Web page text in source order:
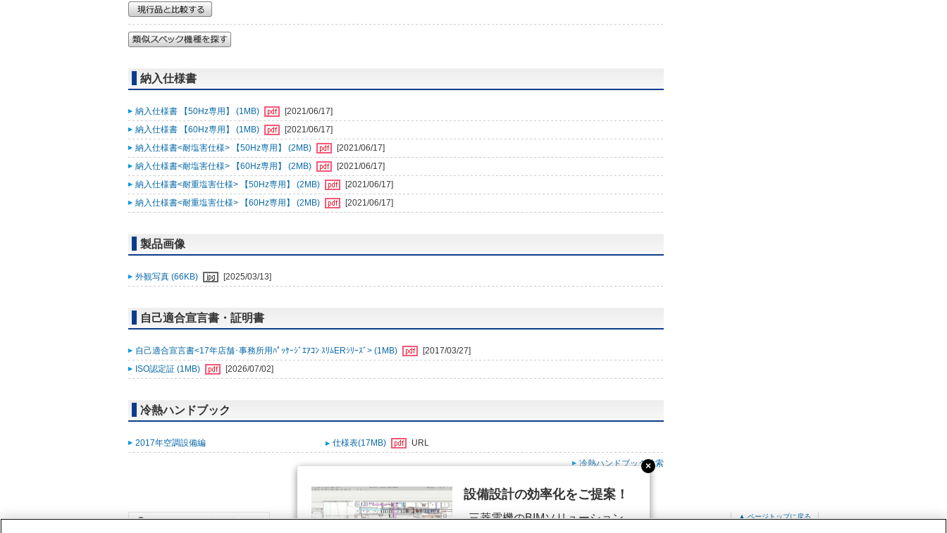
納入仕様書
納入仕様書 【50Hz専用】 (1MB)
[2021/06/17]
納入仕様書 【60Hz専用】 (1MB)
[2021/06/17]
納入仕様書<耐塩害仕様> 【50Hz専用】 (2MB)
[2021/06/17]
納入仕様書<耐塩害仕様> 【60Hz専用】 (2MB)
[2021/06/17]
納入仕様書<耐重塩害仕様> 【50Hz専用】 (2MB)
[2021/06/17]
納入仕様書<耐重塩害仕様> 【60Hz専用】 (2MB)
[2021/06/17]
製品画像
外観写真 (66KB) [2025/03/13]
自己適合宣言書・証明書
自己適合宣言書<17年店舗･事務所用ﾊﾟｯｹｰｼﾞｴｱｺﾝ ｽﾘﾑERｼﾘｰｽﾞ> (1MB)
[2017/03/27]
ISO認定証 (1MB)
[2026/07/02]
冷熱ハンドブック
2017年空調設備編 仕様表(17MB) URL
冷熱ハンドブック検索
▲ ページトップに戻る
設備設計の効率化をご提案！
三菱電機のBIMソリューション